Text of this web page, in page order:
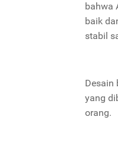
bahwa
baik
stabil
Desain
yang
orang.